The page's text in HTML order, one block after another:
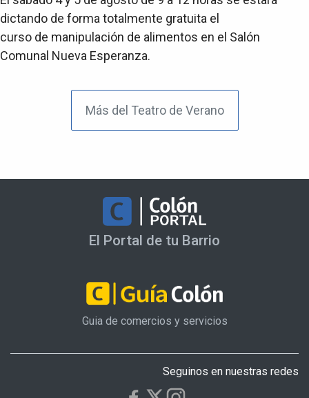
dictando de forma totalmente gratuita el
curso de manipulación de alimentos en el Salón
Comunal Nueva Esperanza.
Más del Teatro de Verano
El Portal de tu Barrio
Guia de comercios y servicios
Seguinos en nuestras redes